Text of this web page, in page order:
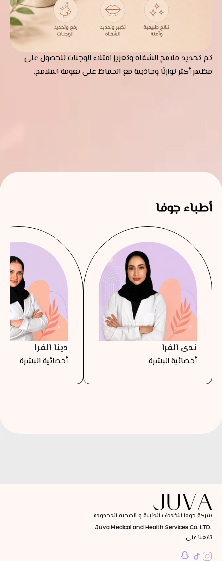
تم تحديد ملامح الشفاه وتعزيز امتلاء الوجنات للحصول على
مظهر أكثر توازنًا وجاذبية مع الحفاظ على نعومة الملامح.
أطباء جوفا
ندى الفرا
أخصائية البشرة
دينا الفرا
أخصائية البشرة
شركة جوفا للخدمات الطبية و الصحية المحدودة
Juva Medical and Health Services Co. LTD.
تابعنا على